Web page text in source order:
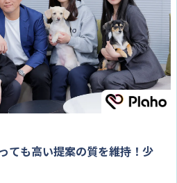
ても高い提案の質を維持！少